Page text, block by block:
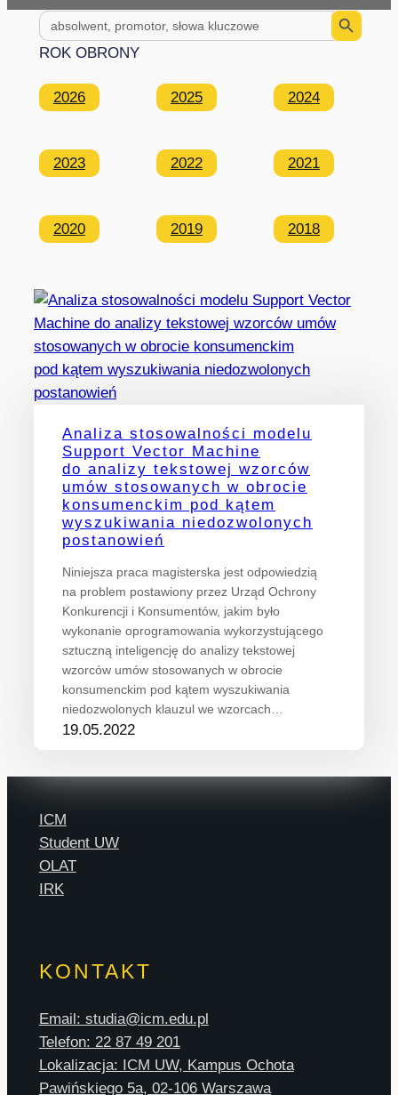
Search
for:
Search Button
ROK OBRONY
2026 2025 2024
2023 2022 2021
2020 2019 2018
Analiza stosowalności modelu
Support Vector Machine
do analizy tekstowej wzorców
umów stosowanych w obrocie
konsumenckim pod kątem
wyszukiwania niedozwolonych
postanowień
Niniejsza praca magisterska jest odpowiedzią
na problem postawiony przez Urząd Ochrony
Konkurencji i Konsumentów, jakim było
wykonanie oprogramowania wykorzystującego
sztuczną inteligencję do analizy tekstowej
wzorców umów stosowanych w obrocie
konsumenckim pod kątem wyszukiwania
niedozwolonych klauzul we wzorcach…
19.05.2022
ICM
Student UW
OLAT
IRK
KONTAKT
Email: studia@icm.edu.pl
Telefon: 22 87 49 201
Lokalizacja: ICM UW, Kampus Ochota
Pawińskiego 5a, 02-106 Warszawa